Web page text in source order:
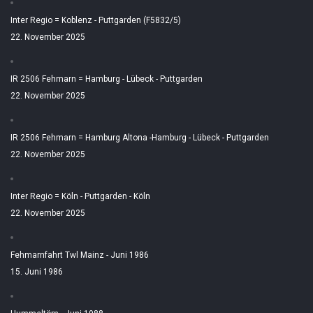
Inter Regio = Koblenz - Puttgarden (F5832/5)
22. November 2025
IR 2506 Fehmarn = Hamburg - Lübeck - Puttgarden
22. November 2025
IR 2506 Fehmarn = Hamburg Altona -Hamburg - Lübeck - Puttgarden
22. November 2025
Inter Regio = Köln - Puttgarden - Köln
22. November 2025
Fehmarnfahrt Twl Mainz - Juni 1986
15. Juni 1986